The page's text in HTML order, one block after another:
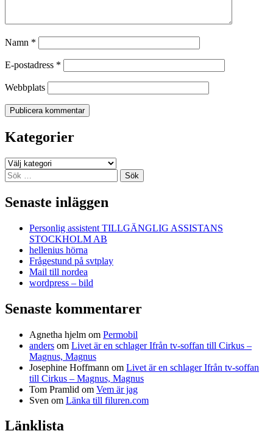
Namn *
E-postadress *
Webbplats
Kategorier
Kategorier
Sök
efter:
Senaste inläggen
Personlig assistent TILLGÄNGLIG ASSISTANS
STOCKHOLM AB
hellenius hörna
Frågestund på svtplay
Mail till nordea
wordpress – bild
Senaste kommentarer
Agnetha hjelm om Permobil
anders om Livet är en schlager Ifrån tv-soffan till Cirkus –
Magnus, Magnus
Josephine Hoffmann om Livet är en schlager Ifrån tv-soffan
till Cirkus – Magnus, Magnus
Tom Pramlid om Vem är jag
Sven om Länka till filuren.com
Länklista